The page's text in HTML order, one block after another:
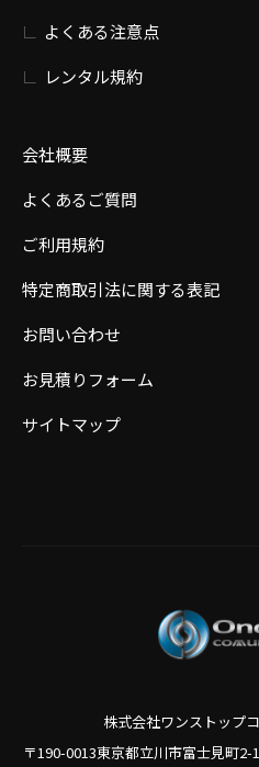
よくある注意点
レンタル規約
会社概要
よくあるご質問
ご利用規約
特定商取引法に関する表記
お問い合わせ
お見積りフォーム
サイトマップ
株式会社ワンストップ
〒190-0013東京都立川市富士見町